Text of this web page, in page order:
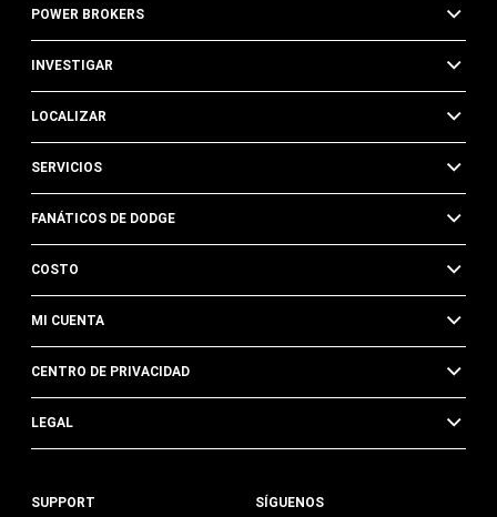
POWER BROKERS
INVESTIGAR
LOCALIZAR
SERVICIOS
FANÁTICOS DE DODGE
COSTO
MI CUENTA
CENTRO DE PRIVACIDAD
LEGAL
SUPPORT SÍGUENOS